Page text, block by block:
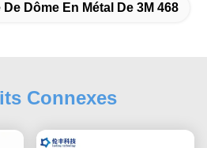
Dôme En Métal De 3M 468
Connexes